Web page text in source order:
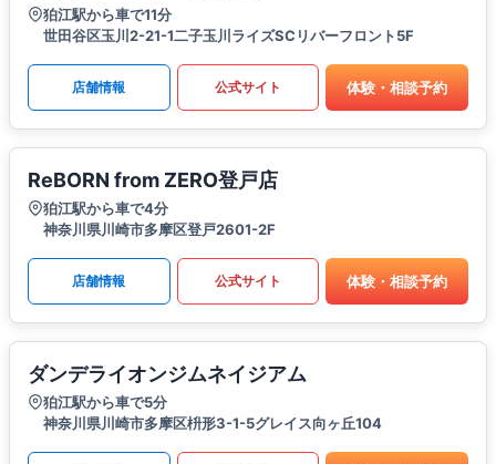
狛江駅から車で11分
世田谷区玉川2-21-1二子玉川ライズSCリバーフロント5F
店舗情報 公式サイト 体験・相談予約
ReBORN from ZERO登戸店
狛江駅から車で4分
神奈川県川崎市多摩区登戸2601-2F
店舗情報 公式サイト 体験・相談予約
ダンデライオンジムネイジアム
狛江駅から車で5分
神奈川県川崎市多摩区枡形3-1-5グレイス向ヶ丘104